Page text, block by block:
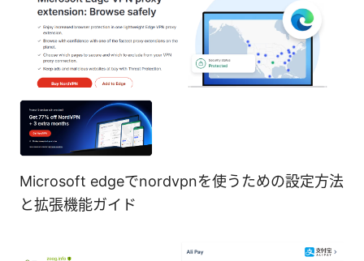
Microsoft edgeでnordvpnを使うための設定方法
と拡張機能ガイド